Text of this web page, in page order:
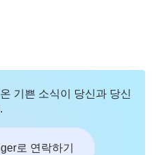
기쁜 소식이 당신과 당신
로 연락하기